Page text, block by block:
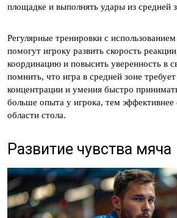
площадке и выполнять удары из средней
Регулярные тренировки с
помогут игроку развить скорость
координацию и повысить уверенность в
помнить, что игра в средней зоне
концентрации и умения быстро
больше опыта у игрока, тем эффективнее
области стола.
Развитие чувства мяча